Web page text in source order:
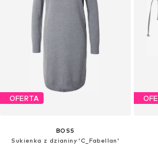
OFERTA
BOSS
Sukienka z dzianiny 'C_Fabellan'